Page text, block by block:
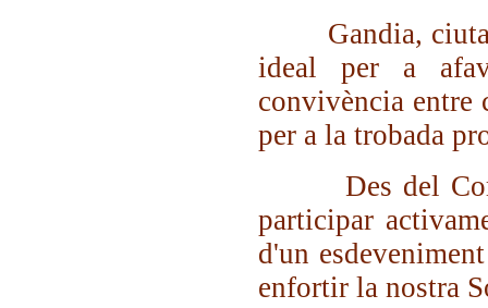
Gandia, ciutat
ideal per a
convivència entre
per a la trobada
Des del
participar
d'un
enfortir la nostra